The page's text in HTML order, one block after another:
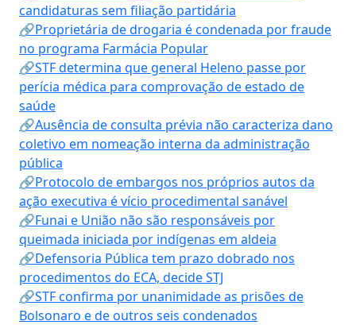
candidaturas sem filiação partidária
🔗Proprietária de drogaria é condenada por fraude
no programa Farmácia Popular
🔗STF determina que general Heleno passe por
perícia médica para comprovação de estado de
saúde
🔗Ausência de consulta prévia não caracteriza dano
coletivo em nomeação interna da administração
pública
🔗Protocolo de embargos nos próprios autos da
ação executiva é vício procedimental sanável
🔗Funai e União não são responsáveis por
queimada iniciada por indígenas em aldeia
🔗Defensoria Pública tem prazo dobrado nos
procedimentos do ECA, decide STJ
🔗STF confirma por unanimidade as prisões de
Bolsonaro e de outros seis condenados